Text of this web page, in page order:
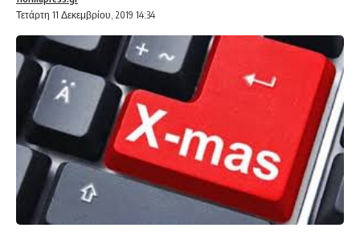
Τετάρτη 11 Δεκεμβρίου, 2019 14:34